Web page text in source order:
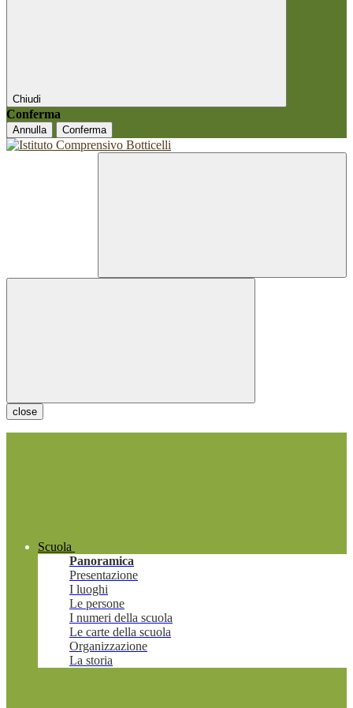
Chiudi
Conferma
Annulla Conferma
close
Scuola
Panoramica
Presentazione
I luoghi
Le persone
I numeri della scuola
Le carte della scuola
Organizzazione
La storia